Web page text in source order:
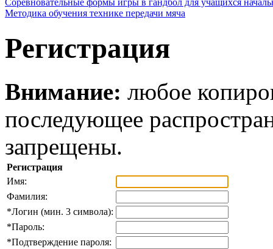
Соревновательные формы игры в гандбол для учащихся
Методика обучения технике передачи мяча
Регистрация
Внимание: любое
последующее
запрещены.
Регистрация
Имя:
Фамилия:
*Логин (мин. 3 символа):
*Пароль:
*Подтверждение пароля: